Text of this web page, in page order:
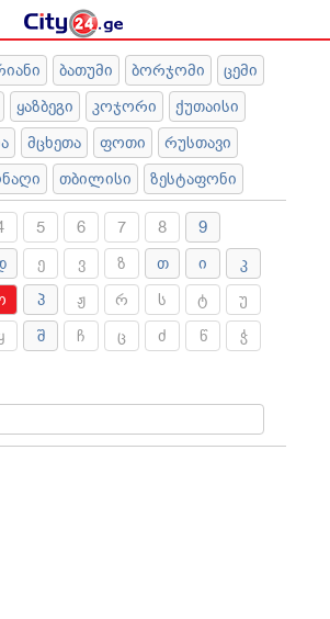
ბათუმი ბორჯომი ცემი
ყაზბეგი კოჯორი ქუთაისი
მცხეთა ფოთი რუსთავი
თბილისი ზესტაფონი
5 6 7 8 9
ე ვ ზ თ ი კ
პ ჟ რ ს ტ უ
შ ჩ ც ძ წ ჭ